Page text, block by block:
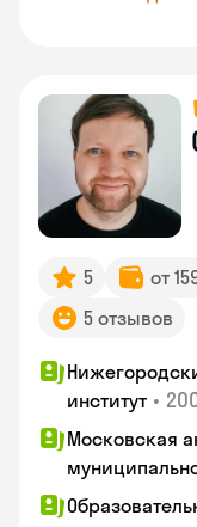
5 от
5 отзывов
институт •
Московская